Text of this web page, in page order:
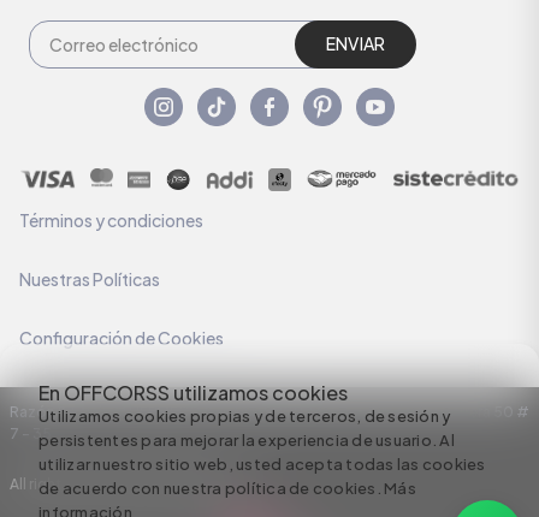
En OFFCORSS utilizamos cookies
Utilizamos cookies propias y de terceros, de sesión y
persistentes para mejorar la experiencia de usuario. Al
utilizar nuestro sitio web, usted acepta todas las cookies
de acuerdo con nuestra política de cookies. Más
información
ENVIAR
Términos y condiciones
Nuestras Políticas
Configuración de Cookies
Razón Social: C.I HERMECO S.A. NIT: 890924167-6 Dirección: Carrera 50 #
7 – 35
All rights reserved empowered by